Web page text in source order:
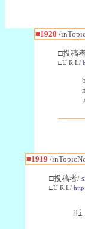
■1920 /
□投稿
□U R L/
■1919 /
□投稿者/
□U R L/